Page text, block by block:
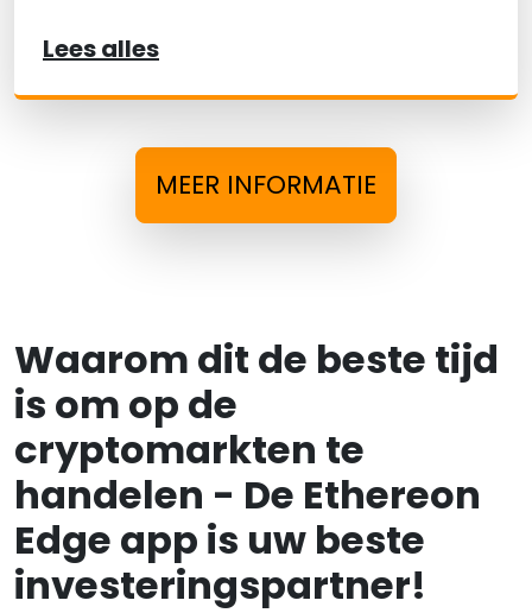
Lees alles
MEER INFORMATIE
Waarom dit de beste tijd
is om op de
cryptomarkten te
handelen - De Ethereon
Edge app is uw beste
investeringspartner!